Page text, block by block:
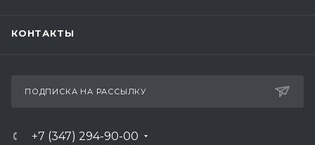
КОНТАКТЫ
ПОДПИСКА НА РАССЫЛКУ
+7 (347) 294-90-00